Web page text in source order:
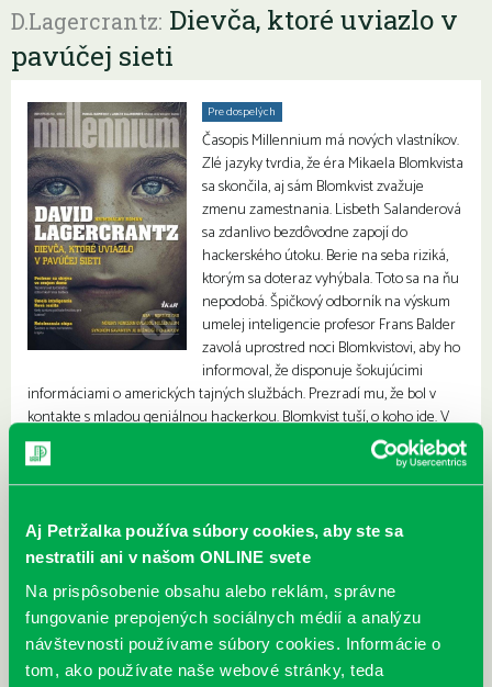
Aj Petržalka používa súbory cookies, aby ste sa
nestratili ani v našom ONLINE svete
Na prispôsobenie obsahu alebo reklám, správne
fungovanie prepojených sociálnych médií a analýzu
návštevnosti používame súbory cookies. Informácie o
tom, ako používate naše webové stránky, teda
D.Lagercrantz: Dievča, ktoré uviazlo v
pavúčej sieti
Pre dospelých
Časopis Millennium má nových vlastníkov.
Zlé jazyky tvrdia, že éra Mikaela Blomkvista
sa skončila, aj sám Blomkvist zvažuje
zmenu zamestnania. Lisbeth Salanderová
sa zdanlivo bezdôvodne zapojí do
hackerského útoku. Berie na seba riziká,
ktorým sa doteraz vyhýbala. Toto sa na ňu
nepodobá. Špičkový odborník na výskum
umelej inteligencie profesor Frans Balder
zavolá uprostred noci Blomkvistovi, aby ho
informoval, že disponuje šokujúcimi
informáciami o amerických tajných službách. Prezradí mu, že bol v
kontakte s mladou geniálnou hackerkou. Blomkvist tuší, o koho ide. V
Blomkvistovi skrsne nádej na senzačné odhalenie, ktoré on aj časopis
Millennium zúfalo potrebujú. Ako zvyčajne, Lisbeth Salanderová
sleduje svoje vlastné ciele. Nadišiel čas, aby sa ich životné cesty opäť